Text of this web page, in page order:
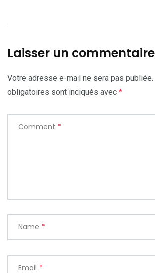
Laisser un commentaire
Votre adresse e-mail ne sera pas publiée.
obligatoires sont indiqués avec *
Comment *
Name *
Email *